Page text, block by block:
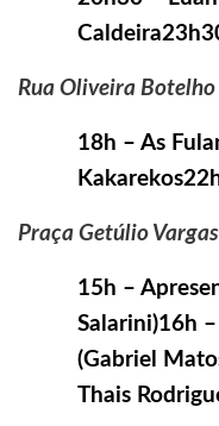
Rua Oliveira
18h – As
Praça Getúlio
15h –
Salarini)16h
(Gabriel
Thais